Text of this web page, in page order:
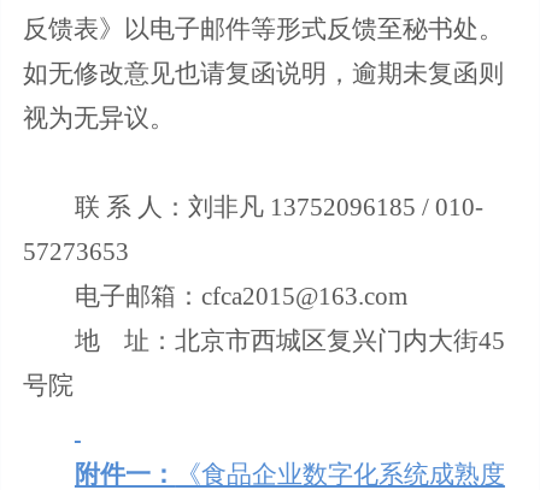
反馈表》以电子邮件等形式反馈至秘书处。
如无修改意见也请复函说明，逾期未复函则
视为无异议。
联 系 人：刘非凡 13752096185 / 010-
57273653
电子邮箱：cfca2015@163.com
地 址：北京市西城区复兴门内大街45
号院
附件一：
《食品企业数字化系统成熟度